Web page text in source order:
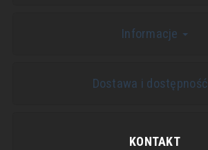
Informacje
Dostawa i dostępność
KONTAKT